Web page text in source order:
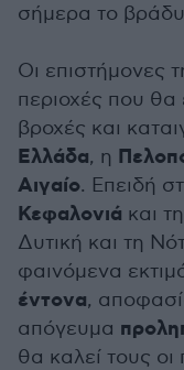
σήμερα το βράδυ
Οι επιστήμονες
περιοχές που
βροχές και
Ελλάδα, η
Αιγαίο. Επειδή
Κεφαλονιά και τη
Δυτική και τη
φαινόμενα
έντονα,
απόγευμα
θα καλεί τους οι